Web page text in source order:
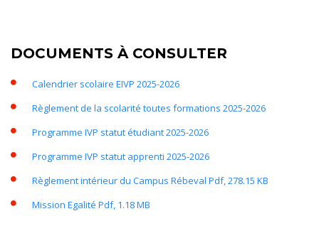
DOCUMENTS À CONSULTER
Calendrier scolaire EIVP 2025-2026
Règlement de la scolarité toutes formations 2025-2026
Programme IVP statut étudiant 2025-2026
Programme IVP statut apprenti 2025-2026
Règlement intérieur du Campus Rébeval Pdf, 278.15 KB
Mission Egalité Pdf, 1.18 MB